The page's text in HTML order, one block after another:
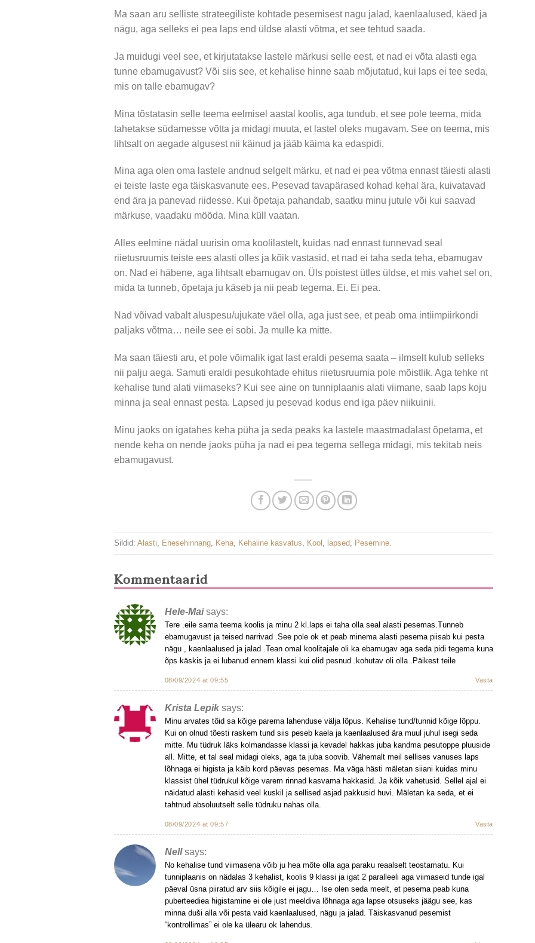
Ma saan aru selliste strateegiliste kohtade pesemisest nagu jalad, kaenlaalused, käed ja
nägu, aga selleks ei pea laps end üldse alasti võtma, et see tehtud saada.
Ja muidugi veel see, et kirjutatakse lastele märkusi selle eest, et nad ei võta alasti ega
tunne ebamugavust? Või siis see, et kehalise hinne saab mõjutatud, kui laps ei tee seda,
mis on talle ebamugav?
Mina tõstatasin selle teema eelmisel aastal koolis, aga tundub, et see pole teema, mida
tahetakse südamesse võtta ja midagi muuta, et lastel oleks mugavam. See on teema, mis
lihtsalt on aegade algusest nii käinud ja jääb käima ka edaspidi.
Mina aga olen oma lastele andnud selgelt märku, et nad ei pea võtma ennast täiesti alasti
ei teiste laste ega täiskasvanute ees. Pesevad tavapärased kohad kehal ära, kuivatavad
end ära ja panevad riidesse. Kui õpetaja pahandab, saatku minu jutule või kui saavad
märkuse, vaadaku mööda. Mina küll vaatan.
Alles eelmine nädal uurisin oma koolilastelt, kuidas nad ennast tunnevad seal
riietusruumis teiste ees alasti olles ja kõik vastasid, et nad ei taha seda teha, ebamugav
on. Nad ei häbene, aga lihtsalt ebamugav on. Üls poistest ütles üldse, et mis vahet sel on,
mida ta tunneb, õpetaja ju käseb ja nii peab tegema. Ei. Ei pea.
Nad võivad vabalt aluspesu/ujukate väel olla, aga just see, et peab oma intiimpiirkondi
paljaks võtma… neile see ei sobi. Ja mulle ka mitte.
Ma saan täiesti aru, et pole võimalik igat last eraldi pesema saata – ilmselt kulub selleks
nii palju aega. Samuti eraldi pesukohtade ehitus riietusruumia pole mõistlik. Aga tehke nt
kehalise tund alati viimaseks? Kui see aine on tunniplaanis alati viimane, saab laps koju
minna ja seal ennast pesta. Lapsed ju pesevad kodus end iga päev niikuinii.
Minu jaoks on igatahes keha püha ja seda peaks ka lastele maastmadalast õpetama, et
nende keha on nende jaoks püha ja nad ei pea tegema sellega midagi, mis tekitab neis
ebamugavust.
Sildid: Alasti Enesehinnang, Keha, Kehaline kasvatus Kool lapsed Pesemine.
Kommentaarid
Hele-Mai says:
Tere .eile sama teema koolis ja minu 2 kl.laps ei taha olla seal alasti pesemas.Tunneb
ebamugavust ja teised narrivad .See pole ok et peab minema alasti pesema piisab kui pesta
nägu , kaenlaalused ja jalad .Tean omal koolitajale oli ka ebamugav aga seda pidi tegema kuna
õps käskis ja ei lubanud ennem klassi kui olid pesnud .kohutav oli olla .Päikest teile
08/09/2024 at 09:55 Vasta
Krista Lepik says:
Minu arvates tõid sa kõige parema lahenduse välja lõpus. Kehalise tund/tunnid kõige lõppu.
Kui on olnud tõesti raskem tund siis peseb kaela ja kaenlaalused ära muul juhul isegi seda
mitte. Mu tüdruk läks kolmandasse klassi ja kevadel hakkas juba kandma pesutoppe pluuside
all. Mitte, et tal seal midagi oleks, aga ta juba soovib. Vähemalt meil sellises vanuses laps
lõhnaga ei higista ja käib kord päevas pesemas. Ma väga hästi mäletan siiani kuidas minu
klassist ühel tüdrukul kõige varem rinnad kasvama hakkasid. Ja kõik vahetusid. Sellel ajal ei
näidatud alasti kehasid veel kuskil ja sellised asjad pakkusid huvi. Mäletan ka seda, et ei
tahtnud absoluutselt selle tüdruku nahas olla.
08/09/2024 at 09:57 Vasta
Nell says:
No kehalise tund viimasena võib ju hea mõte olla aga paraku reaalselt teostamatu. Kui
tunniplaanis on nädalas 3 kehalist, koolis 9 klassi ja igat 2 paralleeli aga viimaseid tunde igal
päeval üsna piiratud arv siis kõigile ei jagu… Ise olen seda meelt, et pesema peab kuna
puberteediea higistamine ei ole just meeldiva lõhnaga aga lapse otsuseks jäägu see, kas
minna duši alla või pesta vaid kaenlaalused, nägu ja jalad. Täiskasvanud pesemist
“kontrollimas” ei ole ka ülearu ok lahendus.